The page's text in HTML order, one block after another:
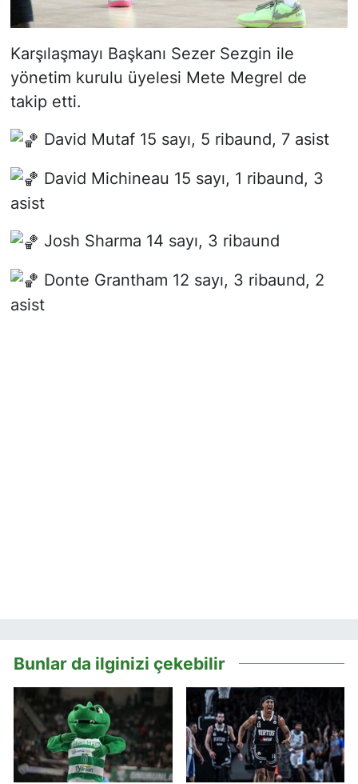
Karşılaşmayı Başkanı Sezer Sezgin ile
yönetim kurulu üyelesi Mete Megrel de
takip etti.
David Mutaf 15 sayı, 5 ribaund, 7 asist
David Michineau 15 sayı, 1 ribaund, 3
asist
Josh Sharma 14 sayı, 3 ribaund
Donte Grantham 12 sayı, 3 ribaund, 2
asist
Bunlar da ilginizi çekebilir